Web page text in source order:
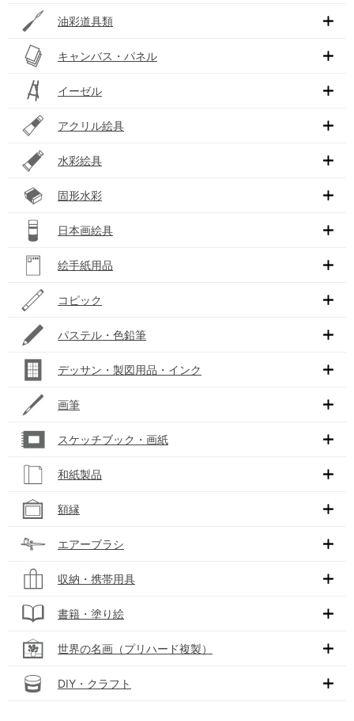
油彩道具類
キャンバス・パネル
イーゼル
アクリル絵具
水彩絵具
固形水彩
日本画絵具
絵手紙用品
コピック
パステル・色鉛筆
デッサン・製図用品・インク
画筆
スケッチブック・画紙
和紙製品
額縁
エアーブラシ
収納・携帯用具
書籍・塗り絵
世界の名画（プリハード複製）
DIY・クラフト